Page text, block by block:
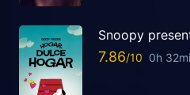
Snoopy
7.86 0h